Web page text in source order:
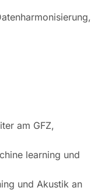
am GFZ,
learning und
und Akustik an